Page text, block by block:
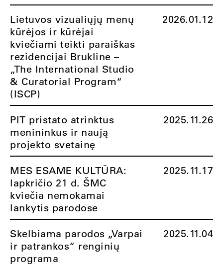
Lietuvos vizualiųjų menų
kūrėjos ir kūrėjai
kviečiami teikti paraiškas
rezidencijai Brukline –
„The International Studio
& Curatorial Program“
(ISCP)
2026.01.12
PIT pristato atrinktus
menininkus ir naują
projekto svetainę
2025.11.26
MES ESAME KULTŪRA:
lapkričio 21 d. ŠMC
kviečia nemokamai
lankytis parodose
2025.11.17
Skelbiama parodos „Varpai
ir patrankos“ renginių
programa
2025.11.04